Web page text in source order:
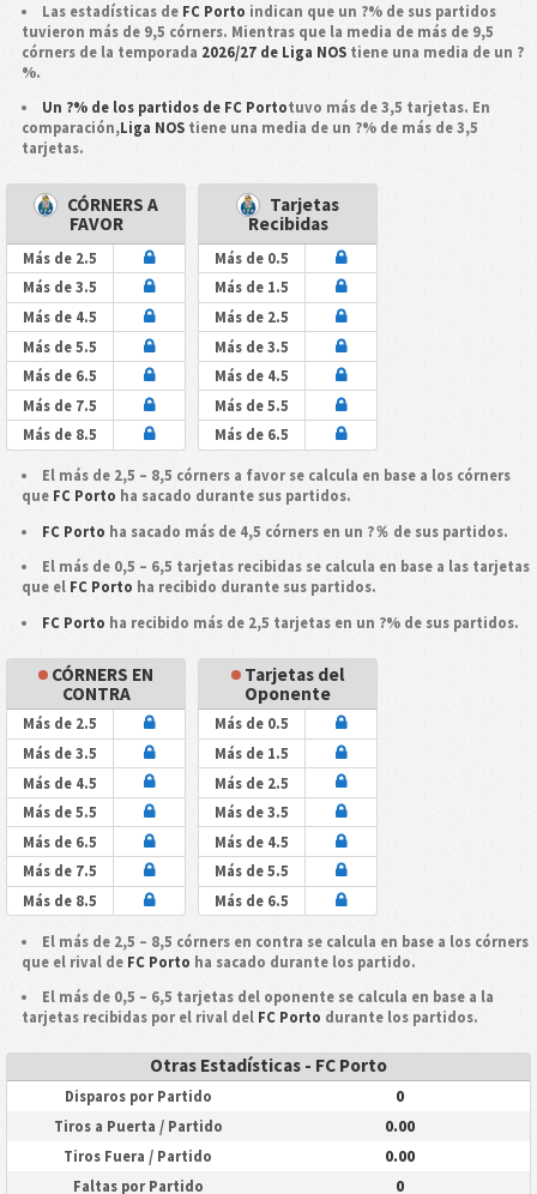
Las estadísticas de FC Porto indican que un ?% de sus partidos
tuvieron más de 9,5 córners. Mientras que la media de más de 9,5
córners de la temporada 2026/27 de Liga NOStiene una media de un ?
%.
Un ?% de los partidos de FC Portotuvo más de 3,5 tarjetas. En
comparación,Liga NOStiene una media de un ?% de más de 3,5
tarjetas.
CÓRNERS A
FAVOR
Más de 2.5
Más de 3.5
Más de 4.5
Más de 5.5
Más de 6.5
Más de 7.5
Más de 8.5
Tarjetas
Recibidas
Más de 0.5
Más de 1.5
Más de 2.5
Más de 3.5
Más de 4.5
Más de 5.5
Más de 6.5
El más de 2,5 – 8,5 córners a favor se calcula en base a los córners
que FC Porto ha sacado durante sus partidos.
FC Porto ha sacado más de 4,5 córners en un ?％ de sus partidos.
El más de 0,5 – 6,5 tarjetas recibidas se calcula en base a las tarjetas
que el FC Porto ha recibido durante sus partidos.
FC Porto ha recibido más de 2,5 tarjetas en un ?% de sus partidos.
CÓRNERS EN
CONTRA
Más de 2.5
Más de 3.5
Más de 4.5
Más de 5.5
Más de 6.5
Más de 7.5
Más de 8.5
Tarjetas del
Oponente
Más de 0.5
Más de 1.5
Más de 2.5
Más de 3.5
Más de 4.5
Más de 5.5
Más de 6.5
El más de 2,5 – 8,5 córners en contra se calcula en base a los córners
que el rival de FC Porto ha sacado durante los partido.
El más de 0,5 – 6,5 tarjetas del oponente se calcula en base a la
tarjetas recibidas por el rival del FC Porto durante los partidos.
Otras Estadísticas - FC Porto
Disparos por Partido 0
Tiros a Puerta / Partido 0.00
Tiros Fuera / Partido 0.00
Faltas por Partido 0